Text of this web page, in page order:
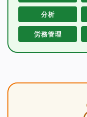
分析
労務管理